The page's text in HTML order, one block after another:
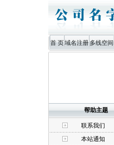
首 页域名注册多线空间
帮助主题
联系我们
本站通知